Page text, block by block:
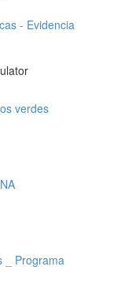
- Evidencia
verdes
_ Programa